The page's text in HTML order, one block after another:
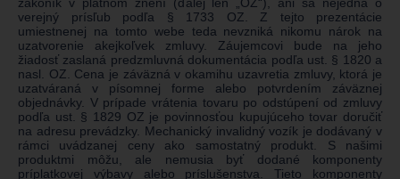
verejný prísľub podľa § 1733 OZ. Z tejto prezentácie
umiestnenej na tomto webe teda nevzniká nikomu nárok na
uzatvorenie akejkoľvek zmluvy. Záujemcovi bude na jeho
žiadosť zaslaná predzmluvná dokumentácia podľa ust. § 1820 a
nasl. OZ. Cena je záväzná v okamihu uzavretia zmluvy, ktorá je
uzatváraná v písomnej forme alebo potvrdením záväznej
objednávky. V prípade vrátenia tovaru po odstúpení od zmluvy
podľa ust. § 1829 OZ je povinnosťou kupujúceho tovar doručiť
na adresu prevádzky. Mechanický invalidný vozík je dodávaný v
rámci uvádzanej ceny ako samostatný produkt. S našimi
produktmi môžu, ale nemusia byť dodané komponenty
príplatkovej výbavy alebo príslušenstva. Tieto komponenty